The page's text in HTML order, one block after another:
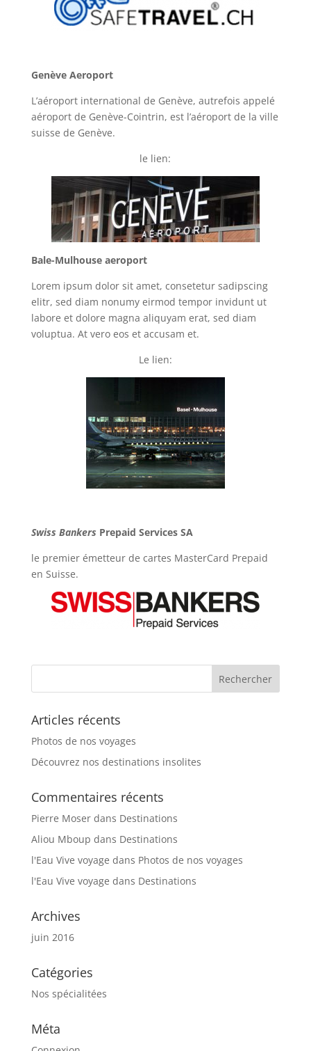
Genève Aeroport
L’aéroport international de Genève, autrefois appelé
aéroport de Genève-Cointrin, est l’aéroport de la ville
suisse de Genève.
le lien:
Bale-Mulhouse aeroport
Lorem ipsum dolor sit amet, consetetur sadipscing
elitr, sed diam nonumy eirmod tempor invidunt ut
labore et dolore magna aliquyam erat, sed diam
voluptua. At vero eos et accusam et.
Le lien:
Swiss Bankers Prepaid Services SA
le premier émetteur de cartes MasterCard Prepaid
en Suisse.
Articles récents
Photos de nos voyages
Découvrez nos destinations insolites
Commentaires récents
Pierre Moserdans Destinations
Aliou Mboup dans Destinations
l'Eau Vive voyage dans Photos de nos voyages
l'Eau Vive voyage dans Destinations
Archives
juin 2016
Catégories
Nos spécialitées
Méta